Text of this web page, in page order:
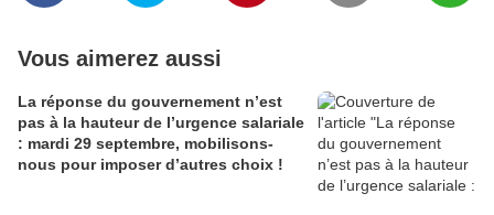
Vous aimerez aussi
La réponse du gouvernement n’est
pas à la hauteur de l’urgence salariale
: mardi 29 septembre, mobilisons-
nous pour imposer d’autres choix !